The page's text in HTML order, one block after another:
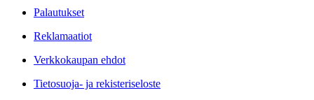
Palautukset
Reklamaatiot
Verkkokaupan ehdot
Tietosuoja- ja rekisteriseloste